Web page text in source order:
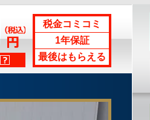
税金コミコミ
1年保証
最後はもらえる